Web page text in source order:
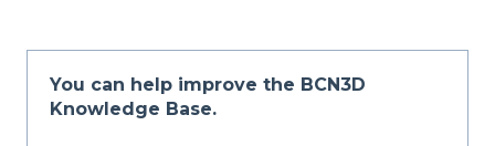
You can help improve the BCN3D
Knowledge Base.